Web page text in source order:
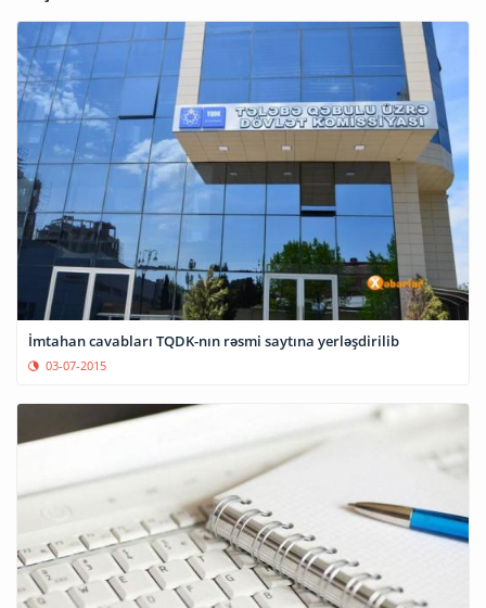
İmtahan cavabları TQDK-nın rəsmi saytına yerləşdirilib
03-07-2015